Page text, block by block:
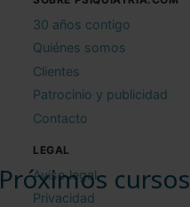
Próximos cursos
30 años contigo
Quiénes somos
Clientes
Patrocinio y publicidad
Contacto
LEGAL
Aviso legal
Privacidad